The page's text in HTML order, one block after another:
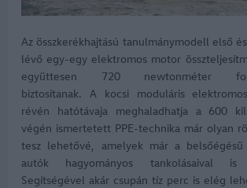
Az összkerékhajtású tanulmánymodell első
lévő egy-egy elektromos motor
együttesen 720 newtonméter
biztosítanak. A kocsi moduláris
révén hatótávaja meghaladhatja a 600
végén ismertetett PPE-technika már olyan
tesz lehetővé, amelyek már a
autók hagyományos tankolásaival is
Segítségével akár csupán tíz perc is elég